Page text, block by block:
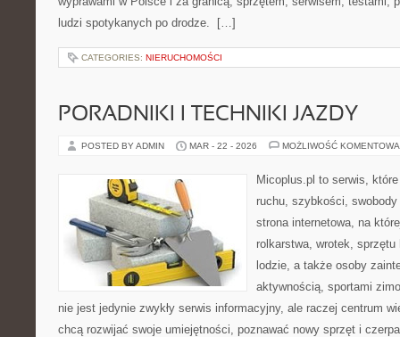
ludzi spotykanych po drodze. […]
CATEGORIES: NIERUCHOMOŚCI
PORADNIKI I TECHNIKI JAZDY
POSTED BY ADMIN MAR - 22 - 2026 MOŻLIWOŚĆ
Micoplus.pl to serwis,
ruchu, szybkości,
strona internetowa, na
rolkarstwa, wrotek,
lodzie, a także osoby
aktywnością, sportami
nie jest jedynie zwykły serwis informacyjny, ale raczej centrum
chcą rozwijać swoje umiejętności, poznawać nowy sprzęt i